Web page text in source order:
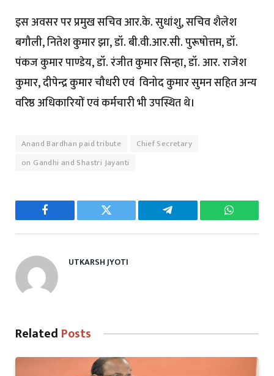
इस अवसर पर प्रमुख सचिव आर.के. सुधांशु, सचिव शैलेश
बगौली, नितेश कुमार झा, डॉ. बी.वी.आर.सी. पुरूषोत्तम, डॉ.
पंकज कुमार पाण्डेय, डॉ. रंजीत कुमार सिन्हा, डॉ. आर. राजेश
कुमार, दीपेन्द्र कुमार चौधरी एवं विनोद कुमार सुमन सहित अन्य
वरिष्ठ अधिकारियों एवं कर्मचारी भी उपस्थित थे।
Anand Bardhan paid tribute
Chief Secretary
on Gandhi and Shastri Jayanti
Facebook Twitter Telegram
UTKARSH JYOTI
Related Posts